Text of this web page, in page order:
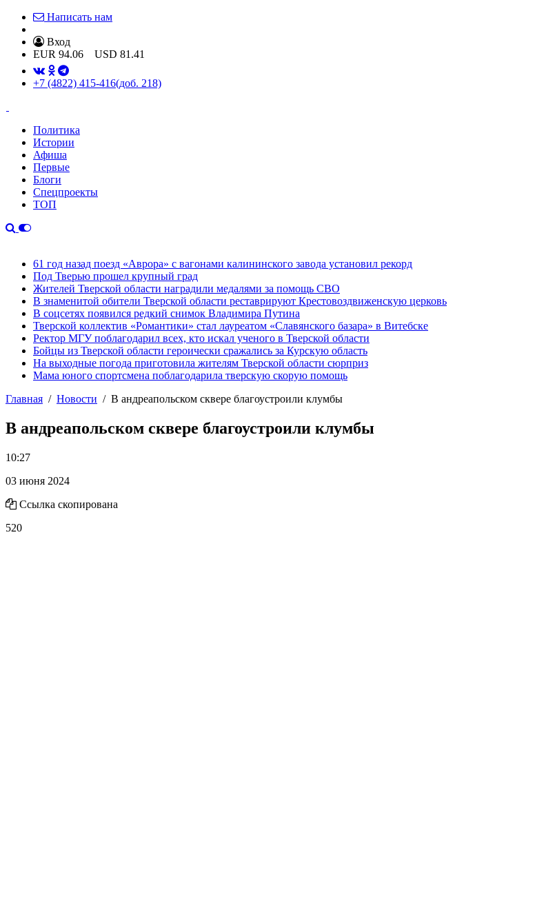
Написать нам
Вход
EUR 94.06 USD 81.41
+7 (4822) 415-416(доб. 218)
Политика
Истории
Афиша
Первые
Блоги
Спецпроекты
ТОП
61 год назад поезд «Аврора» с вагонами калининского завода установил рекорд
Под Тверью прошел крупный град
Жителей Тверской области наградили медалями за помощь СВО
В знаменитой обители Тверской области реставрируют Крестовоздвиженскую церковь
В соцсетях появился редкий снимок Владимира Путина
Тверской коллектив «Романтики» стал лауреатом «Славянского базара» в Витебске
Ректор МГУ поблагодарил всех, кто искал ученого в Тверской области
Бойцы из Тверской области героически сражались за Курскую область
На выходные погода приготовила жителям Тверской области сюрприз
Мама юного спортсмена поблагодарила тверскую скорую помощь
Главная
Новости В андреапольском сквере благоустроили клумбы
В андреапольском сквере благоустроили клумбы
10:27
03 июня 2024
Ссылка скопирована
520